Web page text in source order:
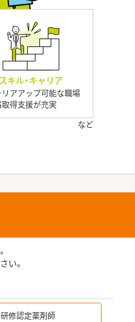
スキル・キャリア
リアアップ可能な職場
得支援が充実
い。
研修認定薬剤師